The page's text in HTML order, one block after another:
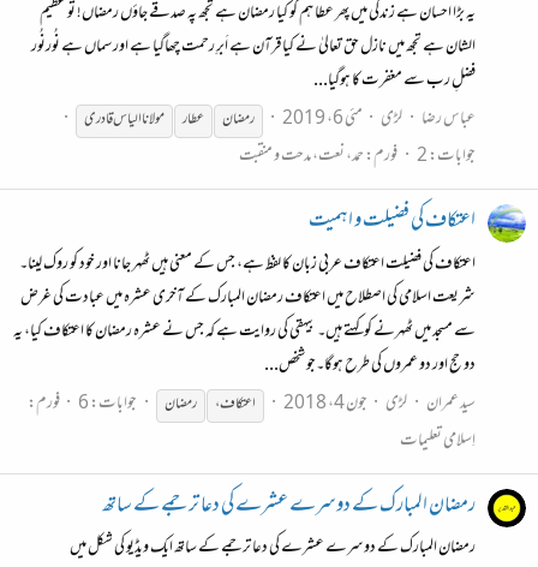
یہ بڑا احسان ہے زندگی میں پھر عطا ہم کو کیا رمضان ہے تجھ پہ صدقے جاؤں رمضاں! تُو عظیم
الشان ہے تجھ میں نازل حق تعالیٰ نے كیا قرآن ہے اَبرِ رحمت چھاگیا ہے اور سماں ہے نُورنُور
فضلِ رب سے مغفرت كا ہوگیا...
عباس رضا
لڑی مئی 6، 2019 رمضان عطار مولانا الیاس قادری
جوابات: 2 فورم:حمد، نعت، مدحت و منقبت
اعتکاف کی فضیلت و اہمیت
اعتکاف کی فضیلت اعتکاف عربی زبان کا لفظ ہے، جس کے معنی ہیں ٹھہر جانا اور خود کو روک لینا۔
شریعت اسلامی کی اصطلاح میں اعتکاف رمضان المبارک کے آخری عشرہ میں عبادت کی غرض
سے مسجد میں ٹھہرنے کو کہتے ہیں۔ بیہقی کی روایت ہے کہ جس نے عشرہ رمضان کا اعتکاف کیا، یہ
دو حج اور دو عمروں کی طرح ہوگا۔جو شخص...
سید عمران
لڑی جون 4، 2018 اعتکاف، رمضان جوابات: 6
فورم:
اِسلامی تعلیمات
رمضان المبارک کے دوسرے عشرے کی دعا ترجمے کے ساتھ
رمضان المبارک کے دوسرے عشرے کی دعا ترجمے کے ساتھ ایک ویڈیو کی شکل میں